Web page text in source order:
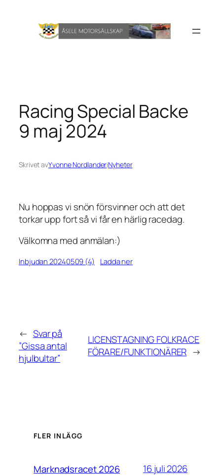
Racing Special Backe
9 maj 2024
Skrivet avYvonne NordlanderiNyheter
Nu hoppas vi snön försvinner och att det
torkar upp fort så vi får en härlig racedag.
Välkomna med anmälan:)
Inbjudan 20240509 (4) Ladda ner
← Svar på
”Gissa antal
hjulbultar”
LICENSTAGNING FOLKRACE
FÖRARE/FUNKTIONÄRER →
FLER INLÄGG
Marknadsracet 2026 16 juli 2026